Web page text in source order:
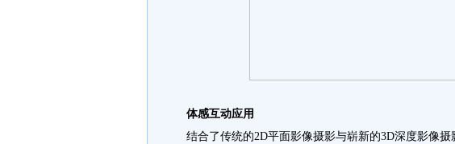
体感互动应用
结合了传统的2D平面影像摄影与崭新的3D深度影像